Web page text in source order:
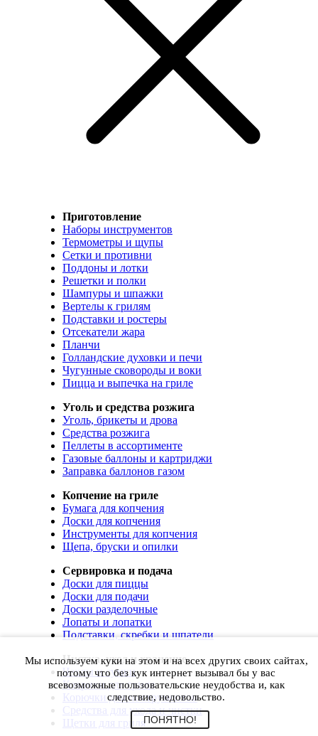
Приготовление
Наборы инструментов
Термометры и щупы
Сетки и противни
Поддоны и лотки
Решетки и полки
Шампуры и шпажки
Вертелы к грилям
Подставки и ростеры
Отсекатели жара
Планчи
Голландские духовки и печи
Чугунные сковороды и воки
Пицца и выпечка на гриле
Уголь и средства розжига
Уголь, брикеты и дрова
Средства розжига
Пеллеты в ассортименте
Газовые баллоны и картриджи
Заправка баллонов газом
Копчение на гриле
Бумага для копчения
Доски для копчения
Инструменты для копчения
Щепа, бруски и опилки
Сервировка и подача
Доски для пиццы
Доски для подачи
Доски разделочные
Лопаты и лопатки
Подставки, скребки и шпатели
Чистка, уход и хранение
Чехлы и сумки
Коврики для гриля
Корючки для инструментов
Средства для ухода и чистки
Щетки для гриля
Мы используем куки на этом и на всех других своих сайтах,
потому что без кук интернет вызывал бы у вас
всевозможные пользовательские неудобства и, как
следствие, недовольство.
ПОНЯТНО!